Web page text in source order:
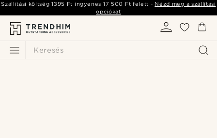
Keresés
Szállítási költség1395 Ft ingyenes 17 500 Ft felett - Nézd meg a szállítási
opciókat